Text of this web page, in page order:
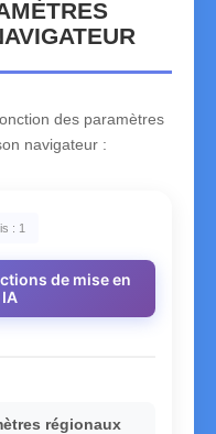
des paramètres
navigateur :
: 1
de mise en
régionaux